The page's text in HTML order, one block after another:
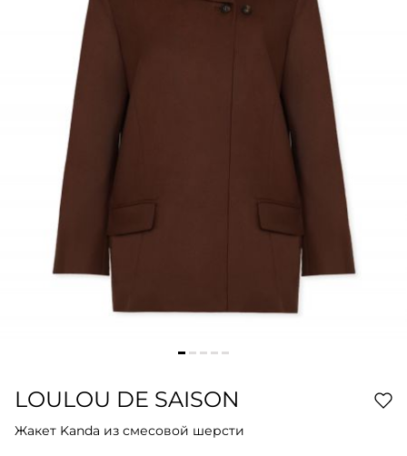
LOULOU DE SAISON
Жакет Kanda из смесовой шерсти